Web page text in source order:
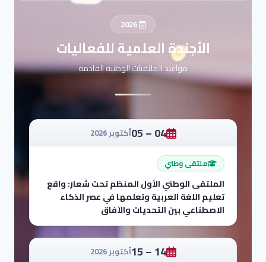
الأجندة العلمية للفعاليات
مواعيد الملتقيات الوطنية القادمة
04 – 05 أكتوبر 2026
ملتقى وطني
الملتقى الوطني الأول المنظم تحت شعار: واقع
تعليم اللغة العربية وتعلمها في عصر الذكاء
الاصطناعي بين التحديات والآفاق
14 – 15 أكتوبر 2026